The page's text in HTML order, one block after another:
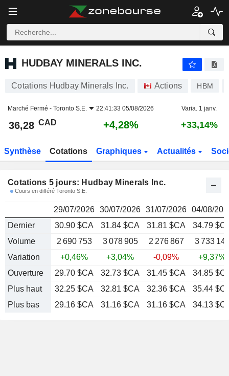
HUDBAY MINERALS INC. 36,28
HUDBAY MINERALS INC.
Cotations Hudbay Minerals Inc. Actions HBM
Marché Fermé - Toronto S.E. 22:41:33 05/08/2026 Varia. 1 janv.
36,28 CAD +4,28% +33,14%
Synthèse Cotations Graphiques Actualités
Cotations 5 jours: Hudbay Minerals Inc.
Cours en différé Toronto S.E.
29/07/2026 30/07/2026 31/07/2026 04/08/
Dernier
30.90 $CA 31.84 $CA 31.81 $CA
34.79
Volume
2 690 753 3 078 905 2 276 867
3 733
Variation
+0,46% +3,04% -0,09%
+9,37%
Ouverture
29.70 $CA 32.73 $CA 31.45 $CA
34.85
Plus haut
32.25 $CA 32.81 $CA 32.36 $CA
35.44
Plus bas
29.16 $CA 31.16 $CA 31.16 $CA 34.13